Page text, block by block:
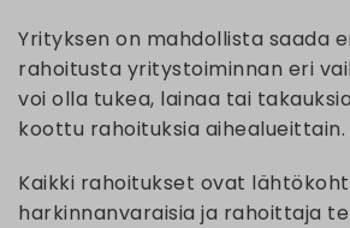
Yrityksen on mahdollista saada
rahoitusta yritystoiminnan eri
voi olla tukea, lainaa tai
koottu rahoituksia aihealueittain.
Kaikki rahoitukset ovat
harkinnanvaraisia ja rahoittaja